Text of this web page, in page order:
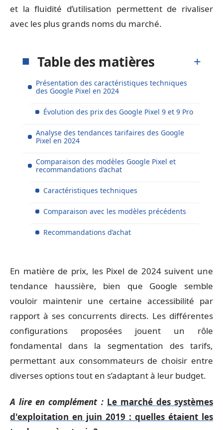
et la fluidité d’utilisation permettent de rivaliser
avec les plus grands noms du marché.
Table des matières
Présentation des caractéristiques techniques
des Google Pixel en 2024
Évolution des prix des Google Pixel 9 et 9 Pro
Analyse des tendances tarifaires des Google
Pixel en 2024
Comparaison des modèles Google Pixel et
recommandations d’achat
Caractéristiques techniques
Comparaison avec les modèles précédents
Recommandations d’achat
En matière de prix, les Pixel de 2024 suivent une
tendance haussière, bien que Google semble
vouloir maintenir une certaine accessibilité par
rapport à ses concurrents directs. Les différentes
configurations proposées jouent un rôle
fondamental dans la segmentation des tarifs,
permettant aux consommateurs de choisir entre
diverses options tout en s’adaptant à leur budget.
A lire en complément : Le marché des systèmes
d'exploitation en juin 2019 : quelles étaient les